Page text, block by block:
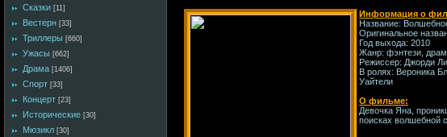
Сказки [11]
Вестерн [33]
Триллеры [660]
Ужасы [662]
Драма [1406]
Спорт [33]
Концерт [23]
Исторические [30]
Мюзикл [30]
Информация о
Название:
Оригинальное
Год выхода: 2010
Жанр: фэнтези,
Режиссер: Джорди
В ролях: Вероника
Уайтели
О фильме:
Девочка Яна,
поисках волшебной